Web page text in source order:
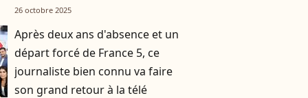
se confie
26 octobre 2025
Après deux ans d'absence et un
départ forcé de France 5, ce
journaliste bien connu va faire
son grand retour à la télé